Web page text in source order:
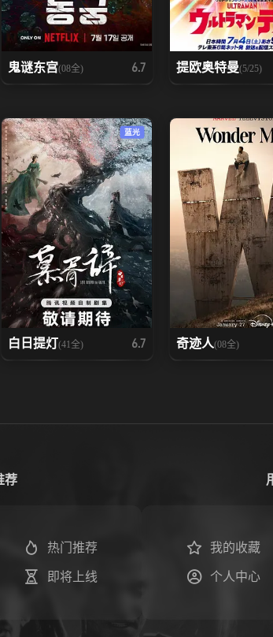
鬼谜东宫(08全) 6.7 提欧奥特曼(5/25)
蓝光
白日提灯(41全) 6.7 奇迹人(08全)
荐
热门推荐
即将上线
我的收藏
个人中心